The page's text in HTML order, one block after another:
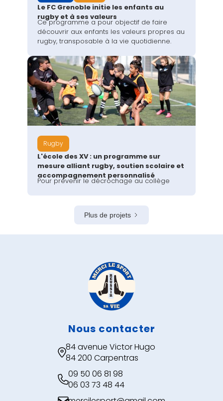
Le FC Grenoble initie les enfants au
rugby et à ses valeurs
Ce programme a pour objectif de faire
découvrir aux enfants les valeurs propres au
rugby, transposable à la vie quotidienne.
Rugby
L'école des XV : un programme sur
mesure alliant rugby, soutien scolaire et
accompagnement personnalisé
Pour prévenir le décrochage au collège
Plus de projets
Nous contacter
84 avenue Victor Hugo
84 200 Carpentras
09 50 06 81 98
06 03 73 48 44